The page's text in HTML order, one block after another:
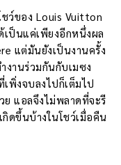
ว์ของ Louis Vuitton
เป็นแค่เพียงอีกหนึ่งผล
แต่มันยังเป็นงานครั้ง
งานร่วมกันกับเมซง
พิ่งจบลงไปก็เต็มไป
ย แอลจึงไม่พลาดที่จะรี
ดขึ้นบ้างในโชว์เมื่อคืน